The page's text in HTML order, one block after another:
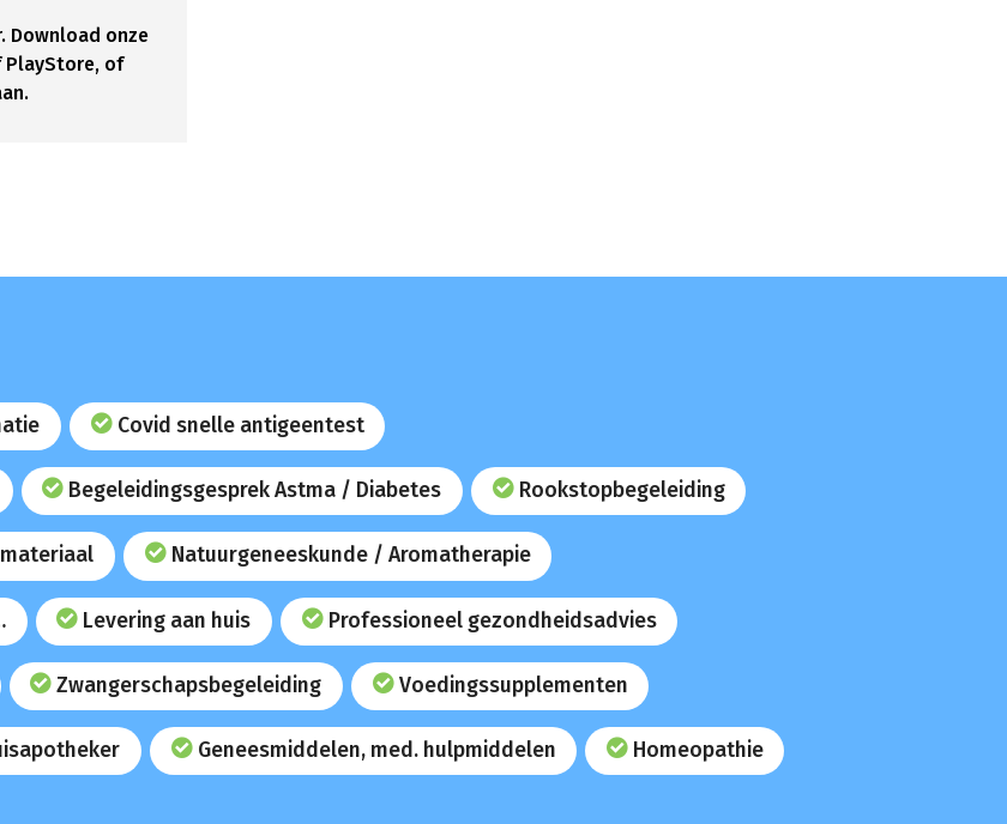
Download onze
PlayStore, of
Covid snelle antigeentest
Begeleidingsgesprek Astma / Diabetes Rookstopbegeleiding
Natuurgeneeskunde / Aromatherapie
Levering aan huis Professioneel gezondheidsadvies
Zwangerschapsbegeleiding Voedingssupplementen
Geneesmiddelen, med. hulpmiddelen Homeopathie